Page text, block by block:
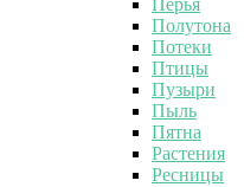
Перья
Полутона
Потеки
Птицы
Пузыри
Пыль
Пятна
Растения
Ресницы